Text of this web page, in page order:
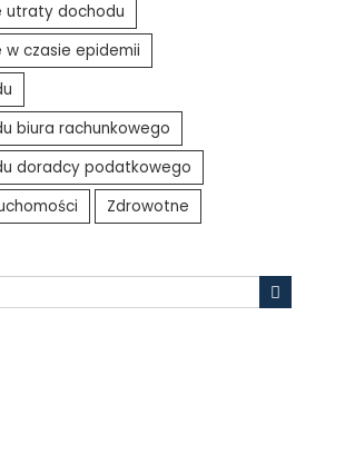
utraty dochodu
w czasie epidemii
biura rachunkowego
doradcy podatkowego
Zdrowotne